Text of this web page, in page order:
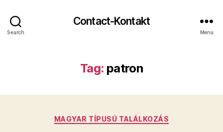
Search
Contact-Kontakt
Menu
Tag: patron
Categories
MAGYAR TÍPUSÚ TALÁLKOZÁS